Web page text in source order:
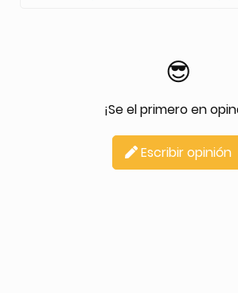
😎
¡Se el primero en
Escribir opinión